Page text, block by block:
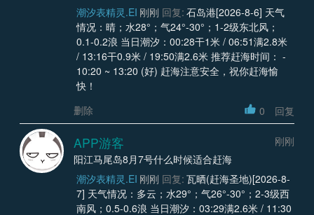
潮汐表精灵.EI 刚刚 回复: 石岛港[2026-8-6] 天气
情况：晴；水28°；气24°-30°；1-2级东北风；
0.1-0.2浪 当日潮汐：00:28干1米 / 06:51满2.8米
/ 13:16干0.9米 / 19:50满2.6米 推荐赶海时间： -
10:20 ~ 13:20 (好) 赶海注意安全，祝你赶海愉
快！
删除
0 回复
APP游客
刚刚
阳江马尾岛8月7号什么时候适合赶海
潮汐表精灵.EI 刚刚 回复: 瓦晒(赶海圣地)[2026-8-
7] 天气情况：多云；水29°；气26°-30°；2-3级西
南风；0.5-0.6浪 当日潮汐：03:29满2.6米 / 11:30